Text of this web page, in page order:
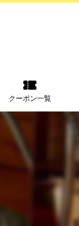
クーポン一覧